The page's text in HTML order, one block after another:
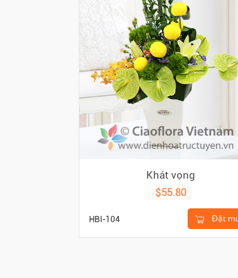
Khát vọng
$55.80
Đặt
HBI-104